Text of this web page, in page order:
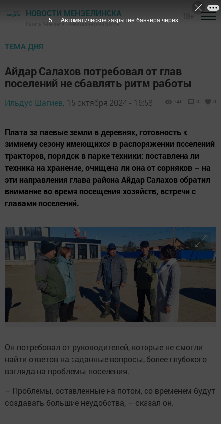
НОВОСТИ МЕНЗЕЛИНСКА
Газета "Мензеля" - Мензелинский район
ТЕМА ДНЯ
Айдар Салахов потребовал от глав
поселений не сбавлять ритм работы
Ильдус Шагиев, 15 октября 2024 - 16:58 746 0 0
Плата за паевые земли в деревнях, готовность к
зимнему сезону имеющихся в распоряжении поселений
тракторов, порядок в парке техники: поставлена ли
техника на хранение, очищена ли она от сорняков – на
эти направления глава района Айдар Салахов обратил
внимание во время посещения хозяйств, встречи с
главами поселений.
Он потребовал от руководителей, которые не смогли
найти ответов на заданные вопросы, более глубокого
взгляда на проблемы поселения.
– Проблемы, оставленные на потом, со временем будут
создавать большие неудобства, – сказал он.
4 Автоматическое закрытие баннера через